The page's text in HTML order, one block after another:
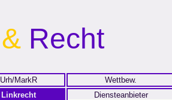
& Recht
Urh/MarkR Wettbew.
Linkrecht Diensteanbieter